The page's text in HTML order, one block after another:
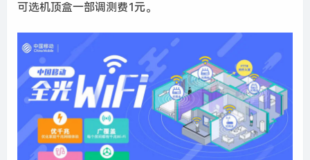
可选机顶盒一部调测费1元。